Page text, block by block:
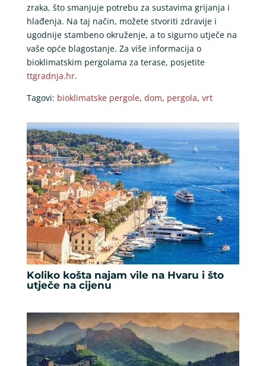
zraka, što smanjuje potrebu za sustavima grijanja i
hlađenja. Na taj način, možete stvoriti zdravije i
ugodnije stambeno okruženje, a to sigurno utječe na
vaše opće blagostanje. Za više informacija o
bioklimatskim pergolama za terase, posjetite
ttgradnja.hr.
Tagovi: bioklimatske pergole, dom, pergola, vrt
Koliko košta najam vile na Hvaru i što
utječe na cijenu